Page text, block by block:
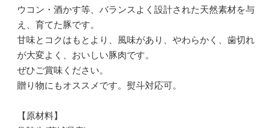
ウコン・酒かす等、バランスよく設計された天然素材を与
え、育てた豚です。
甘味とコクはもとより、風味があり、やわらかく、歯切れ
が大変よく、おいしい豚肉です。
ぜひご賞味ください。
贈り物にもオススメです。熨斗対応可。
【原材料】